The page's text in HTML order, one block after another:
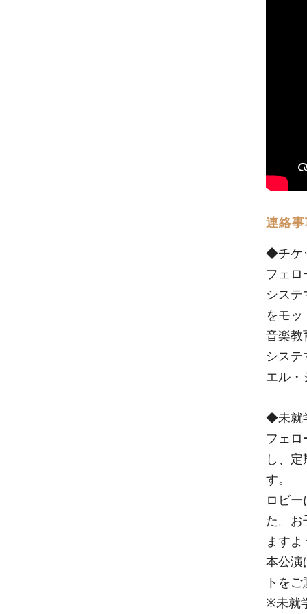
連絡
◆チケ
フェ
シス
をモ
音楽教
シス
エル・
◆未就
フェ
し、
す。
ロビ
た。お
ます
本公演
トを
※未就